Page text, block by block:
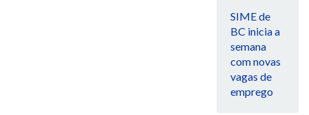
SIME de
BC inicia a
semana
com novas
vagas de
emprego